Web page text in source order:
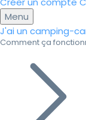
Menu
J'ai un camping-
Comment ça